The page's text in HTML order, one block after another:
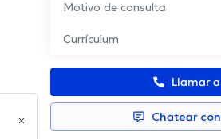
Motivo de consulta
Currículum
Llamar
Chatear